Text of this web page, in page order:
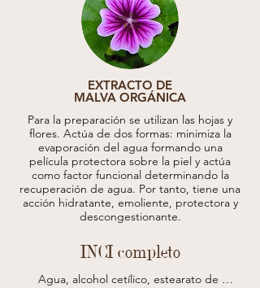
EXTRACTO DE
MALVA ORGÁNICA
Para la preparación se utilizan las hojas y
flores. Actúa de dos formas: minimiza la
evaporación del agua formando una
película protectora sobre la piel y actúa
como factor funcional determinando la
recuperación de agua. Por tanto, tiene una
acción hidratante, emoliente, protectora y
descongestionante.
INCI completo
Agua, alcohol cetílico, estearato de